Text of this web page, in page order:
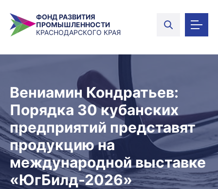
ФОНД РАЗВИТИЯ
ПРОМЫШЛЕННОСТИ
КРАСНОДАРСКОГО КРАЯ
Вениамин Кондратьев:
Порядка 30 кубанских
предприятий представят
продукцию на
международной выставке
«ЮгБилд-2026»